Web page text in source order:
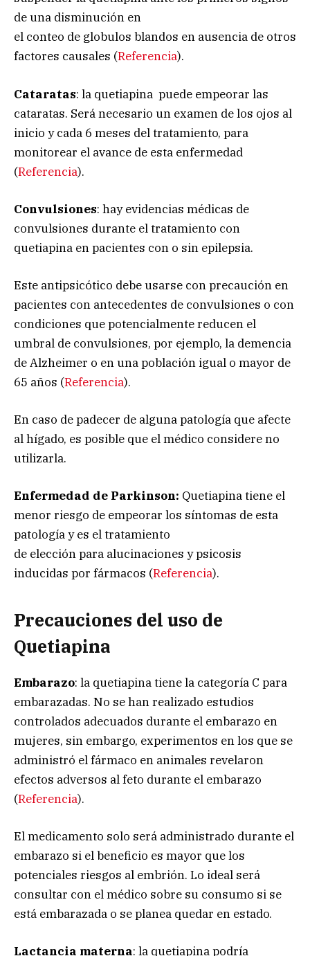
de una disminución en
el conteo de globulos blandos en ausencia de otros
factores causales (Referencia).
Cataratas: la quetiapina puede empeorar las
cataratas. Será necesario un examen de los ojos al
inicio y cada 6 meses del tratamiento, para
monitorear el avance de esta enfermedad
(Referencia).
Convulsiones: hay evidencias médicas de
convulsiones durante el tratamiento con
quetiapina en pacientes con o sin epilepsia.
Este antipsicótico debe usarse con precaución en
pacientes con antecedentes de convulsiones o con
condiciones que potencialmente reducen el
umbral de convulsiones, por ejemplo, la demencia
de Alzheimer o en una población igual o mayor de
65 años (Referencia).
En caso de padecer de alguna patología que afecte
al hígado, es posible que el médico considere no
utilizarla.
Enfermedad de Parkinson: Quetiapina tiene el
menor riesgo de empeorar los síntomas de esta
patología y es el tratamiento
de elección para alucinaciones y psicosis
inducidas por fármacos (Referencia).
Precauciones del uso de
Quetiapina
Embarazo: la quetiapina tiene la categoría C para
embarazadas. No se han realizado estudios
controlados adecuados durante el embarazo en
mujeres, sin embargo, experimentos en los que se
administró el fármaco en animales revelaron
efectos adversos al feto durante el embarazo
(Referencia).
El medicamento solo será administrado durante el
embarazo si el beneficio es mayor que los
potenciales riesgos al embrión. Lo ideal será
consultar con el médico sobre su consumo si se
está embarazada o se planea quedar en estado.
Lactancia materna: la quetiapina podría